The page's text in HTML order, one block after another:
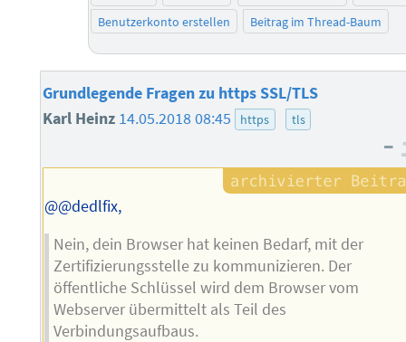
Benutzerkonto erstellen
Beitrag im Thread-Baum
Grundlegende Fragen zu https SSL/TLS
Karl Heinz 14.05.2018 08:45 https tls
–
@@dedlfix,
Nein, dein Browser hat keinen Bedarf, mit der
Zertifizierungsstelle zu kommunizieren. Der
öffentliche Schlüssel wird dem Browser vom
Webserver übermittelt als Teil des
Verbindungsaufbaus.